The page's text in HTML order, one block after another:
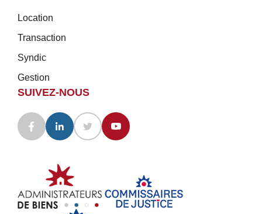
Location
Transaction
Syndic
Gestion
SUIVEZ-NOUS